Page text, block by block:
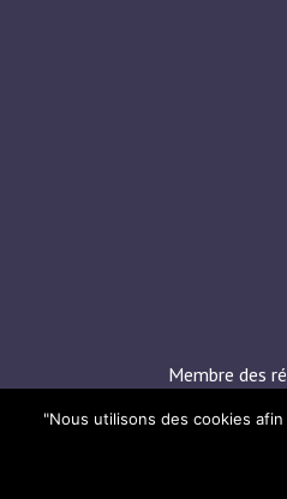
Membre des
"Nous utilisons des cookies